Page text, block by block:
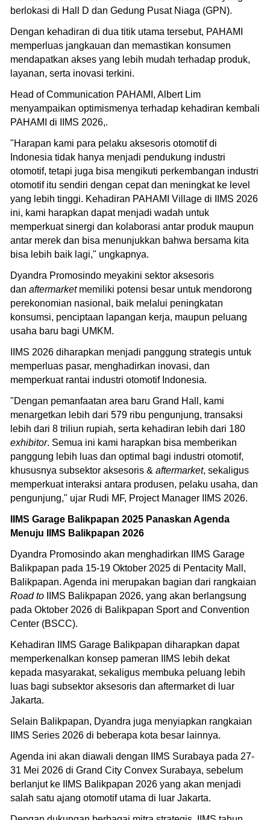
berlokasi di Hall D dan Gedung Pusat Niaga (GPN).
Dengan kehadiran di dua titik utama tersebut, PAHAMI
memperluas jangkauan dan memastikan konsumen
mendapatkan akses yang lebih mudah terhadap produk,
layanan, serta inovasi terkini.
Head of Communication PAHAMI, Albert Lim
menyampaikan optimismenya terhadap kehadiran kembali
PAHAMI di IIMS 2026,.
"Harapan kami para pelaku aksesoris otomotif di
Indonesia tidak hanya menjadi pendukung industri
otomotif, tetapi juga bisa mengikuti perkembangan industri
otomotif itu sendiri dengan cepat dan meningkat ke level
yang lebih tinggi. Kehadiran PAHAMI Village di IIMS 2026
ini, kami harapkan dapat menjadi wadah untuk
memperkuat sinergi dan kolaborasi antar produk maupun
antar merek dan bisa menunjukkan bahwa bersama kita
bisa lebih baik lagi," ungkapnya.
Dyandra Promosindo meyakini sektor aksesoris
dan aftermarketmemiliki potensi besar untuk mendorong
perekonomian nasional, baik melalui peningkatan
konsumsi, penciptaan lapangan kerja, maupun peluang
usaha baru bagi UMKM.
IIMS 2026 diharapkan menjadi panggung strategis untuk
memperluas pasar, menghadirkan inovasi, dan
memperkuat rantai industri otomotif Indonesia.
"Dengan pemanfaatan area baru Grand Hall, kami
menargetkan lebih dari 579 ribu pengunjung, transaksi
lebih dari 8 triliun rupiah, serta kehadiran lebih dari 180
exhibitor. Semua ini kami harapkan bisa memberikan
panggung lebih luas dan optimal bagi industri otomotif,
khususnya subsektor aksesoris & aftermarket, sekaligus
memperkuat interaksi antara produsen, pelaku usaha, dan
pengunjung," ujar Rudi MF, Project Manager IIMS 2026.
IIMS Garage Balikpapan 2025 Panaskan Agenda
Menuju IIMS Balikpapan 2026
Dyandra Promosindo akan menghadirkan IIMS Garage
Balikpapan pada 15-19 Oktober 2025 di Pentacity Mall,
Balikpapan. Agenda ini merupakan bagian dari rangkaian
Road to IIMS Balikpapan 2026, yang akan berlangsung
pada Oktober 2026 di Balikpapan Sport and Convention
Center (BSCC).
Kehadiran IIMS Garage Balikpapan diharapkan dapat
memperkenalkan konsep pameran IIMS lebih dekat
kepada masyarakat, sekaligus membuka peluang lebih
luas bagi subsektor aksesoris dan aftermarket di luar
Jakarta.
Selain Balikpapan, Dyandra juga menyiapkan rangkaian
IIMS Series 2026 di beberapa kota besar lainnya.
Agenda ini akan diawali dengan IIMS Surabaya pada 27-
31 Mei 2026 di Grand City Convex Surabaya, sebelum
berlanjut ke IIMS Balikpapan 2026 yang akan menjadi
salah satu ajang otomotif utama di luar Jakarta.